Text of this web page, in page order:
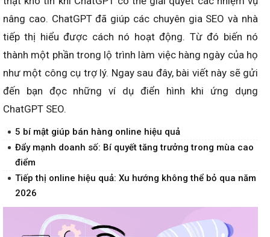
nâng cao. ChatGPT đã giúp các chuyên gia SEO và nhà
tiếp thị hiểu được cách nó hoạt động. Từ đó biến nó
thành một phần trong lộ trình làm việc hàng ngày của họ
như một công cụ trợ lý. Ngay sau đây, bài viết này sẽ gửi
đến bạn đọc những ví dụ điển hình khi ứng dụng
ChatGPT SEO.
5 bí mật giúp bán hàng online hiệu quả
Đẩy mạnh doanh số: Bí quyết tăng trưởng trong mùa cao
điểm
Tiếp thị online hiệu quả: Xu hướng không thể bỏ qua năm
2026